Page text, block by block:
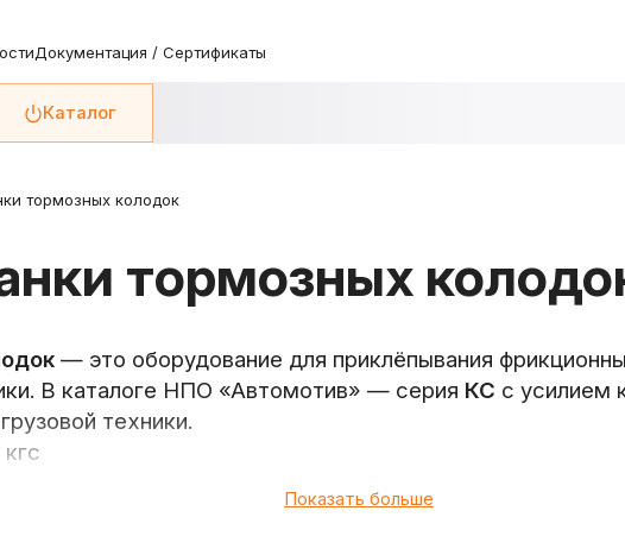
Документация / Сертификаты
Каталог
тормозных колодок
тормозных
— это оборудование для приклёпывания
В каталоге НПО «Автомотив» — серия КС с усилием
техники.
накладок тормозных колодок
Показать больше